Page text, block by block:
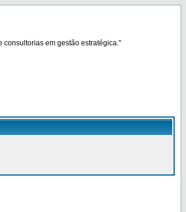
em gestão estratégica."